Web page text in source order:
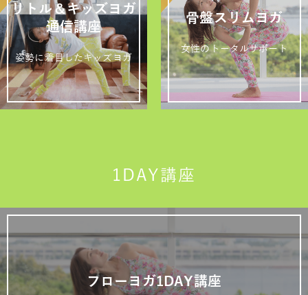
リトル＆キッズヨガ
通信講座
姿勢に着目したキッズヨガ
骨盤スリムヨガ
女性のトータルサポート
1DAY講座
フローヨガ1DAY講座